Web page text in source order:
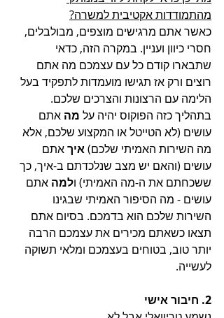
מהתמודדות אקטיבית למשרה?
כאשר אתם מרגישים מוצפים, מבולבלים,
חסרי כיוון ועניין. במקרה הזה, כדאי
שתבארו קודם כל עם עצמכם מה אתם
רוצים ורק אז תגישו מועמדות לתפקיד בעל
הלימה עם הרצונות והצרכים שלכם.
בתהליך כזה הפוקוס יהיה על מה אתם
עושים (לא הטייטל או המקצוע שלכם, אלא
מה השירות האמיתי שלכם) איך אתם
עושים (והאם יש מצב שנלכדתם ב-איך, כך
ששכחתם את ה-מה האמיתי) ולמה אתם
עושים - מה הסיפור האמיתי שבגינו
השירות שלכם הוא בדמכם. בסיום אתם
תצאו כשאתם מכירים את עצמכם הרבה
יותר טוב, בטוחים בעצמכם ומלאי תשוקה
לעשייה.
2. חיבור אישי